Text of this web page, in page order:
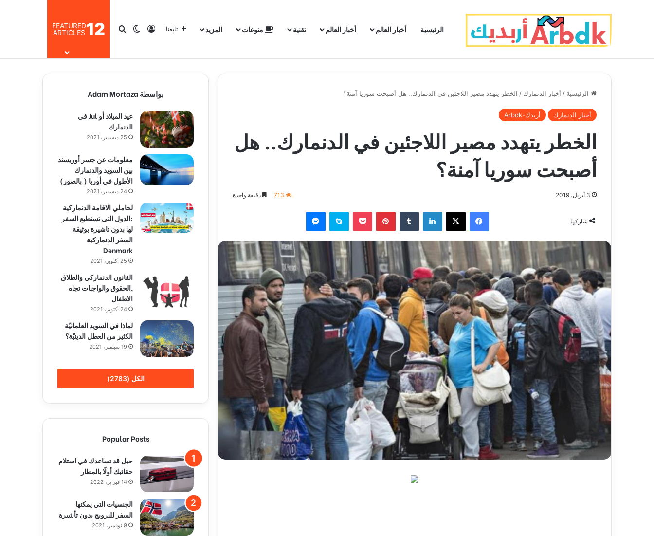
الرئيسية أخبار العالم أخبار العالم تقنية منوعات المزيد تابعنا تسجيل الدخول
الوضع المظلم
بحث عن12
FEATURED
ARTICLES
الرئيسية / أخبار الدنمارك / الخطر يتهدد مصير اللاجئين في الدنمارك.. هل أصبحت سوريا آمنة؟
أخبار الدنمارك أربدك-Arbdk
الخطر يتهدد مصير اللاجئين في الدنمارك.. هل
أصبحت سوريا آمنة؟
3 أبريل، 2019 713 دقيقة واحدة
شاركها
فيسبوك ‫X لينكدإن بينتيريست سكايب
بواسطة Adam Mortaza
عيد الميلاد أو Jul في
الدنمارك
25 ديسمبر، 2021
معلومات عن جسر أوريسند
بين السويد والدنمارك
الأطول في أوربا ( بالصور)
24 ديسمبر، 2021
لحاملي الاقامة الدنماركية
:الدول التي تستطيع السفر
لها بدون تاشيرة بوثيقة
السفر الدنماركية
Denmark
25 أكتوبر، 2021
القانون الدنماركي والطلاق
,الحقوق والواجبات تجاه
الاطفال
24 أكتوبر، 2021
لماذا في السويد العلمانيّة
الكثير من العطل الدينيّة؟
19 سبتمبر، 2021
الكل (2783)
Popular Posts
حيل قد تساعدك في استلام
حقائبك أولًا بالمطار
14 فبراير، 2022
الجنسيات التي يمكنها
السفر للنرويج بدون تأشيرة
9 نوفمبر، 2021